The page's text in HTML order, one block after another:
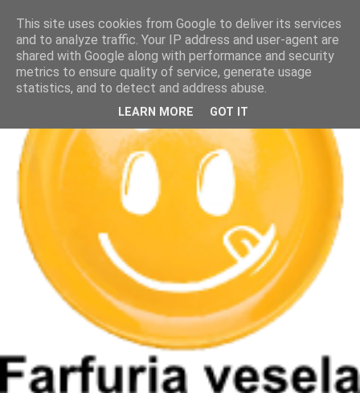
This site uses cookies from Google to deliver its services
and to analyze traffic. Your IP address and user-agent are
shared with Google along with performance and security
metrics to ensure quality of service, generate usage
statistics, and to detect and address abuse.
LEARN MORE GOT IT